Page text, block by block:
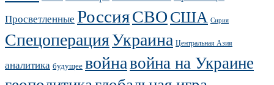
Просветленные РоссияСВОСША Сирия
СпецоперацияУкраина Центральная Азия
аналитика будущее войнавойна на Украине